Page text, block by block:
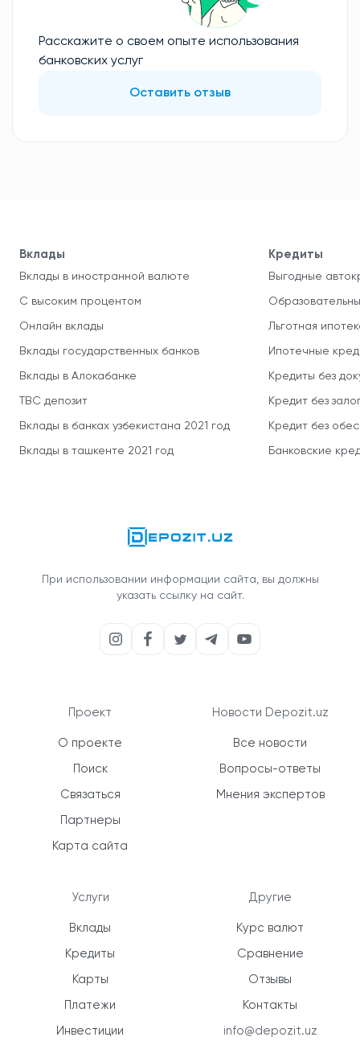
Расскажите о своем опыте использования
банковских услуг
Оставить отзыв
Вклады
Вклады в иностранной валюте
С высоким процентом
Онлайн вклады
Вклады государственных банков
Вклады в Алокабанке
TBC депозит
Вклады в банках узбекистана 2021 год
Вклады в ташкенте 2021 год
Кредиты
Выгодные
Льготная
Ипотечные
Кредиты без
Кредит без
Кредит без
Банковские
При использовании информации сайта, вы должны
указать ссылку на сайт.
Проект
О проекте
Поиск
Связаться
Партнеры
Карта сайта
Услуги
Вклады
Кредиты
Карты
Платежи
Инвестиции
Новости Depozit.uz
Все новости
Вопросы-ответы
Мнения экспертов
Другие
Курс валют
Сравнение
Отзывы
Контакты
info@depozit.uz